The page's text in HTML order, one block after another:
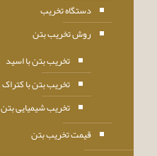
دستگاه تخریب
روش تخریب بتن
تخریب بتن با اسید
تخریب بتن با کتراک
تخریب شیمیایی بتن
قیمت تخریب بتن